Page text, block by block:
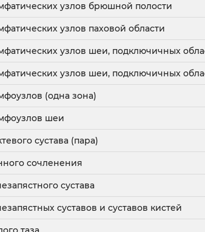
узлов брюшной полости
узлов паховой области
узлов шеи, подключичных
узлов шеи, подключичных
(одна зона)
шеи
сустава (пара)
сочленения
сустава
суставов и суставов кистей